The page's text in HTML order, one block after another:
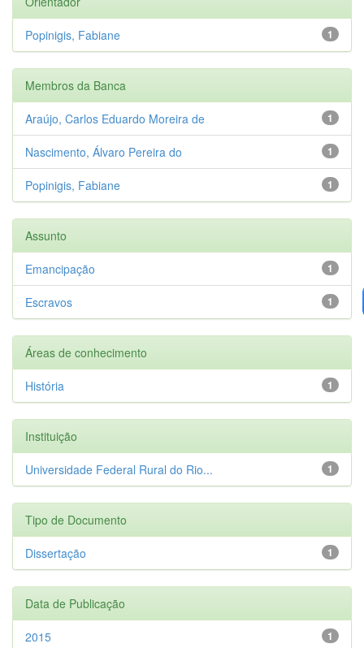
1
Popinigis, Fabiane
Membros da Banca
1
Araújo, Carlos Eduardo Moreira de
1
Nascimento, Álvaro Pereira do
1
Popinigis, Fabiane
Assunto
1
Emancipação
1
Escravos
Áreas de conhecimento
1
História
Instituição
1
Universidade Federal Rural do Rio...
Tipo de Documento
1
Dissertação
Data de Publicação
1
2015